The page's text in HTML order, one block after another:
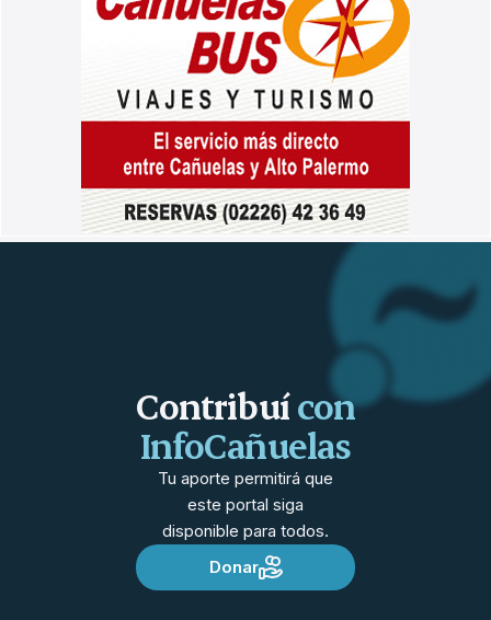
Contribuícon
InfoCañuelas
Tu aporte permitirá que
este portal siga
disponible para todos.
Donar